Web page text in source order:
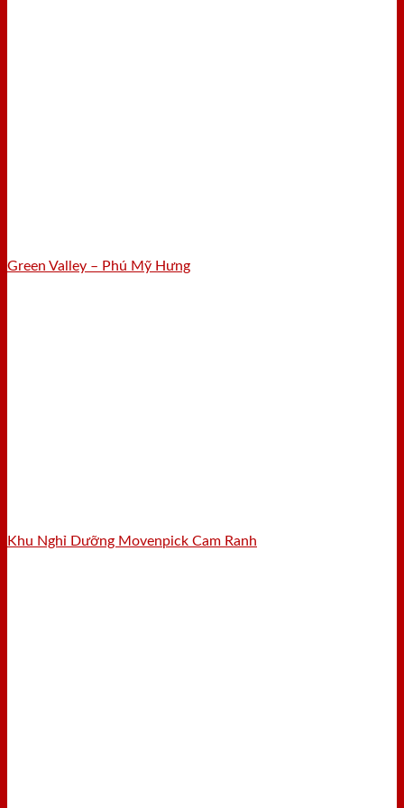
Green Valley – Phú Mỹ Hưng
Khu Nghỉ Dưỡng Movenpick Cam Ranh